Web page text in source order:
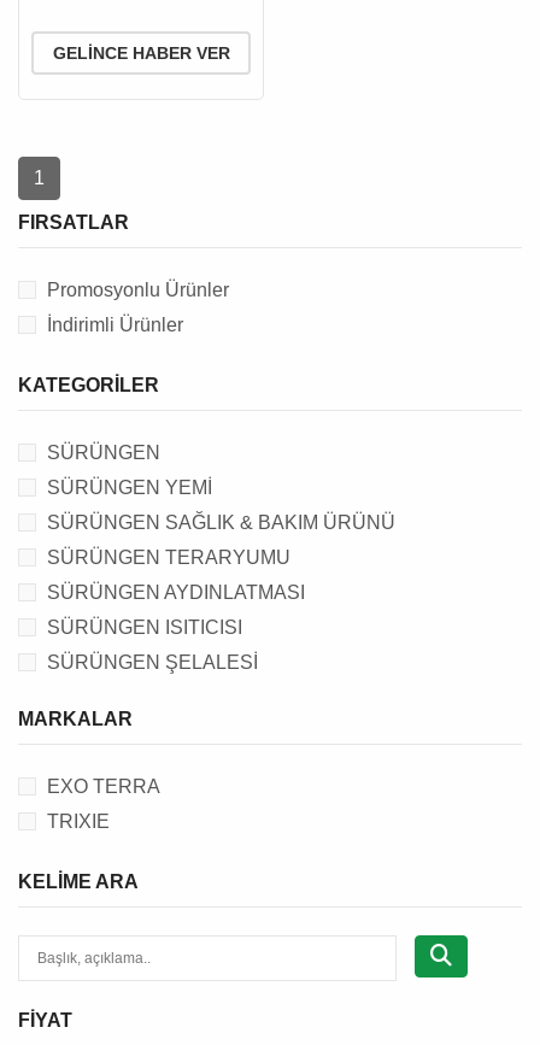
Cm
GELINCE HABER VER
1
FIRSATLAR
Promosyonlu Ürünler
İndirimli Ürünler
KATEGORILER
SÜRÜNGEN
SÜRÜNGEN YEMİ
SÜRÜNGEN SAĞLIK & BAKIM ÜRÜNÜ
SÜRÜNGEN TERARYUMU
SÜRÜNGEN AYDINLATMASI
SÜRÜNGEN ISITICISI
SÜRÜNGEN ŞELALESİ
SÜRÜNGEN TERARYUM EKİPMANI
MARKALAR
EXO TERRA
TRIXIE
KELIME ARA
FIYAT